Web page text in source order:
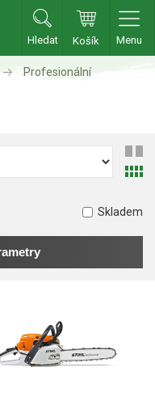
Hledat Košík Menu
Profesionální
Skladem